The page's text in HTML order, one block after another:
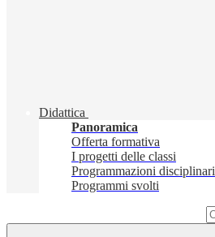
Didattica
Panoramica
Offerta formativa
I progetti delle classi
Programmazioni disciplinari
Programmi svolti